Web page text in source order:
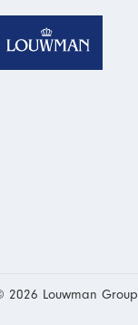
2026 Louwman Group